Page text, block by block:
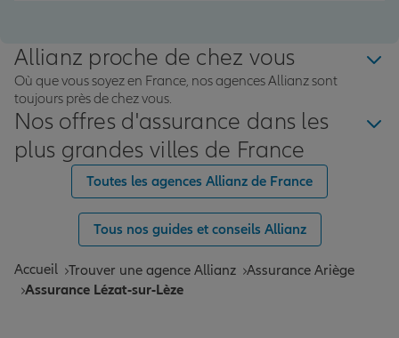
Allianz proche de chez vous
Où que vous soyez en France, nos agences Allianz sont
toujours près de chez vous.
Nos offres d'assurance dans les
plus grandes villes de France
Toutes les agences Allianz de France
Tous nos guides et conseils Allianz
Accueil Trouver une agence Allianz Assurance Ariège
Assurance Lézat-sur-Lèze